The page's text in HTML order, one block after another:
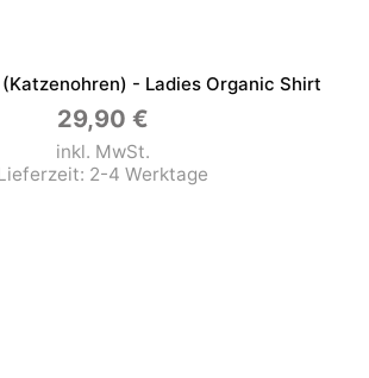
- Ladies Organic Shirt
29,90 €
inkl. MwSt.
2-4 Werktage